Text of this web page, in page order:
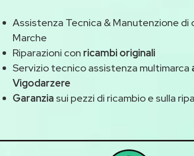
Assistenza Tecnica & Manutenzione di
Marche
Riparazioni con ricambi originali
Servizio tecnico assistenza multimarca
Vigodarzere
Garanzia sui pezzi di ricambio e sulla